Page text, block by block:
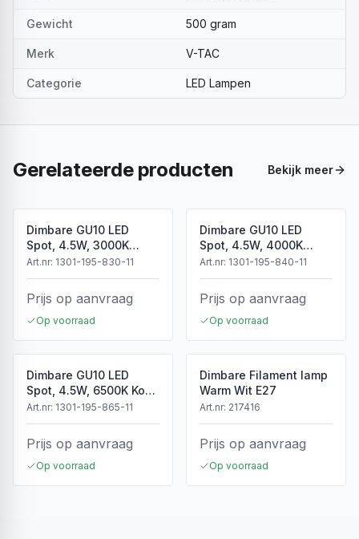
Gewicht 500 gram
Merk V-TAC
Categorie LED Lampen
Gerelateerde producten Bekijk meer
Dimbare GU10 LED
Spot, 4.5W, 3000K
Warm Wit, IP20
Art.nr: 1301-195-830-11
Prijs op aanvraag
Op voorraad
Dimbare GU10 LED
Spot, 4.5W, 4000K
Neutraal Wit, IP20
Art.nr: 1301-195-840-11
Prijs op aanvraag
Op voorraad
Dimbare GU10 LED
Spot, 4.5W, 6500K Koud
Wit, IP20
Art.nr: 1301-195-865-11
Prijs op aanvraag
Op voorraad
Dimbare Filament lamp
Warm Wit E27
Art.nr: 217416
Prijs op aanvraag
Op voorraad